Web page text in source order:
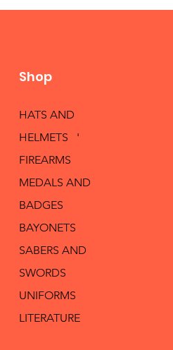
Shop
HATS AND
HELMETS '
FIREARMS
MEDALS AND
BADGES
BAYONETS
SABERS AND
SWORDS
UNIFORMS
LITERATURE